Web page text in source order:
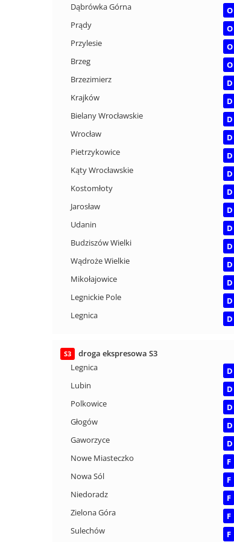
Dąbrówka Górna
O
Prądy
O
Przylesie
O
Brzeg
O
Brzezimierz
D
Krajków
D
Bielany Wrocławskie
D
Wrocław
D
Pietrzykowice
D
Kąty Wrocławskie
D
Kostomłoty
D
Jarosław
D
Udanin
D
Budziszów Wielki
D
Wądroże Wielkie
D
Mikołajowice
D
Legnickie Pole
D
Legnica
D
S3
droga ekspresowa S3
Legnica
D
Lubin
D
Polkowice
D
Głogów
D
Gaworzyce
D
Nowe Miasteczko
F
Nowa Sól
F
Niedoradz
F
Zielona Góra
F
Sulechów
F